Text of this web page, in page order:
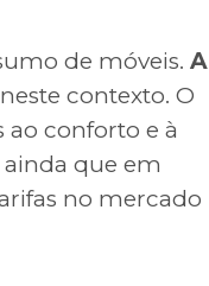
de móveis. A
contexto. O
conforto e à
que em
no mercado